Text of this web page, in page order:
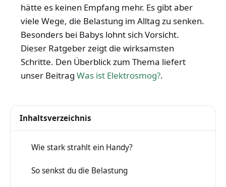
hätte es keinen Empfang mehr. Es gibt aber
viele Wege, die Belastung im Alltag zu senken.
Besonders bei Babys lohnt sich Vorsicht.
Dieser Ratgeber zeigt die wirksamsten
Schritte. Den Überblick zum Thema liefert
unser Beitrag Was ist Elektrosmog?.
Inhaltsverzeichnis
Wie stark strahlt ein Handy?
So senkst du die Belastung